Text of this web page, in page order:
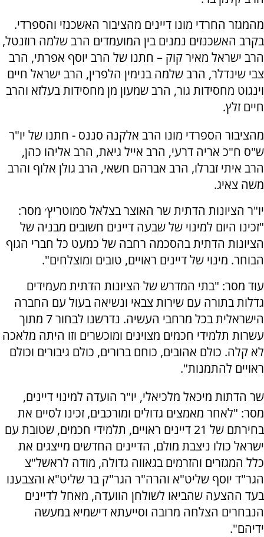
מהמגזר החרדי מונו דיינים מהציבור האשכנזי והספרדי.
בקרב האשכנזים נמנים בין המועמדים הרב שלמה רוזנטל,
הרב ישראל מאיר קוק – חתנו של הרב יוסף אפרתי, הרב
צבי שינדלר, הרב שלמה בנימין הלפרין, הרב ישראל חיים
וינגוט מחסידות גור, הרב שמעון מן מחסידות בעלזא והרב
חיים זלץ.
מהציבור הספרדי מונו הרב אלקנה סננס - חתנו של יו"ר
ש"ס ח"כ אריה דרעי, הרב אייל גיאת, הרב אליהו כהן,
הרב איתי זברלו, הרב אברהם חשאי, הרב גולן אלוף והרב
משה צאיג.
יו"ר הציונות הדתית שר האוצר בצלאל סמוטריץ׳ מסר:
"זכינו היום למינוי של שבעה דיינים חשובים מבניה של
הציונות הדתית בהסכמה רחבה של כמעט כל חברי הגוף
הבוחר. מינוי של דיינים ראויים, טובים ומוצלחים".
עוד מסר: "בתי המדרש של הציונות הדתית מעמידים
גדלות בתורה עם שירות צבאי ונשיאה בעול עם החברה
הישראלית בכל מרחבי העשיה. נדרשנו לבחור 7 מתוך
עשרות תלמידי חכמים מצוינים ומוכשרים וזו היתה מלאכה
לא קלה. כולם אהובים, כוחם ברורים, כולם גיבורים וכולם
ראויים להתמנות".
שר הדתות מיכאל מלכיאלי, יו"ר הועדה למינוי דיינים,
מסר: "לאחר מאמצים גדולים ומורכבים, זכינו לסיים את
בחירתם של 21 דיינים ראויים, תלמידי חכמים, שטובת עם
ישראל כולו ניצבת מולם, הדיינים החדשים מייצגים את
כלל המגזרים והזרמים בגאווה גדולה, מודה לראשל"צ
הגר"ד יוסף שליט"א והרה"ר הגר"ק בר שליט"א והצבענו
בעד ההצעה שהביאו לשולחן הוועדה, מאחל לדיינים
הנבחרים הצלחה מרובה וסייעתא דישמיא במעשה
ידיהם".